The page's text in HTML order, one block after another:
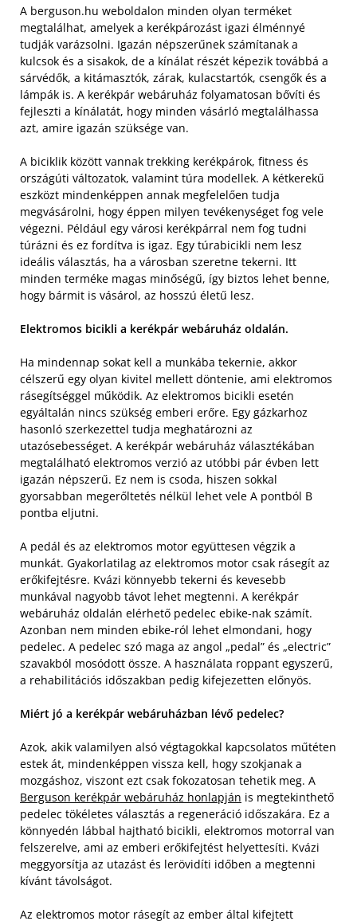
A berguson.hu weboldalon minden olyan terméket
megtalálhat, amelyek a kerékpározást igazi élménnyé
tudják varázsolni. Igazán népszerűnek számítanak a
kulcsok és a sisakok, de a kínálat részét képezik továbbá a
sárvédők, a kitámasztók, zárak, kulacstartók, csengők és a
lámpák is. A kerékpár webáruház folyamatosan bővíti és
fejleszti a kínálatát, hogy minden vásárló megtalálhassa
azt, amire igazán szüksége van.
A biciklik között vannak trekking kerékpárok, fitness és
országúti változatok, valamint túra modellek. A kétkerekű
eszközt mindenképpen annak megfelelően tudja
megvásárolni, hogy éppen milyen tevékenységet fog vele
végezni. Például egy városi kerékpárral nem fog tudni
túrázni és ez fordítva is igaz. Egy túrabicikli nem lesz
ideális választás, ha a városban szeretne tekerni. Itt
minden terméke magas minőségű, így biztos lehet benne,
hogy bármit is vásárol, az hosszú életű lesz.
Elektromos bicikli a kerékpár webáruház oldalán.
Ha mindennap sokat kell a munkába tekernie, akkor
célszerű egy olyan kivitel mellett döntenie, ami elektromos
rásegítséggel működik. Az elektromos bicikli esetén
egyáltalán nincs szükség emberi erőre. Egy gázkarhoz
hasonló szerkezettel tudja meghatározni az
utazósebességet. A kerékpár webáruház választékában
megtalálható elektromos verzió az utóbbi pár évben lett
igazán népszerű. Ez nem is csoda, hiszen sokkal
gyorsabban megerőltetés nélkül lehet vele A pontból B
pontba eljutni.
A pedál és az elektromos motor együttesen végzik a
munkát. Gyakorlatilag az elektromos motor csak rásegít az
erőkifejtésre. Kvázi könnyebb tekerni és kevesebb
munkával nagyobb távot lehet megtenni. A kerékpár
webáruház oldalán elérhető pedelec ebike-nak számít.
Azonban nem minden ebike-ról lehet elmondani, hogy
pedelec. A pedelec szó maga az angol „pedal” és „electric”
szavakból mosódott össze. A használata roppant egyszerű,
a rehabilitációs időszakban pedig kifejezetten előnyös.
Miért jó a kerékpár webáruházban lévő pedelec?
Azok, akik valamilyen alsó végtagokkal kapcsolatos műtéten
estek át, mindenképpen vissza kell, hogy szokjanak a
mozgáshoz, viszont ezt csak fokozatosan tehetik meg. A
Berguson kerékpár webáruház honlapján is megtekinthető
pedelec tökéletes választás a regeneráció időszakára. Ez a
könnyedén lábbal hajtható bicikli, elektromos motorral van
felszerelve, ami az emberi erőkifejtést helyettesíti. Kvázi
meggyorsítja az utazást és lerövidíti időben a megtenni
kívánt távolságot.
Az elektromos motor rásegít az ember által kifejtett